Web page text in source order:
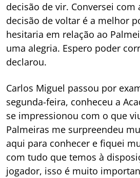
decisão de vir. Conversei
decisão de voltar é a melhor
hesitaria em relação ao
uma alegria. Espero poder
declarou.
Carlos Miguel passou por
segunda-feira, conheceu a
se impressionou com o que
Palmeiras me surpreendeu
aqui para conhecer e fiquei
com tudo que temos à
jogador, isso é muito